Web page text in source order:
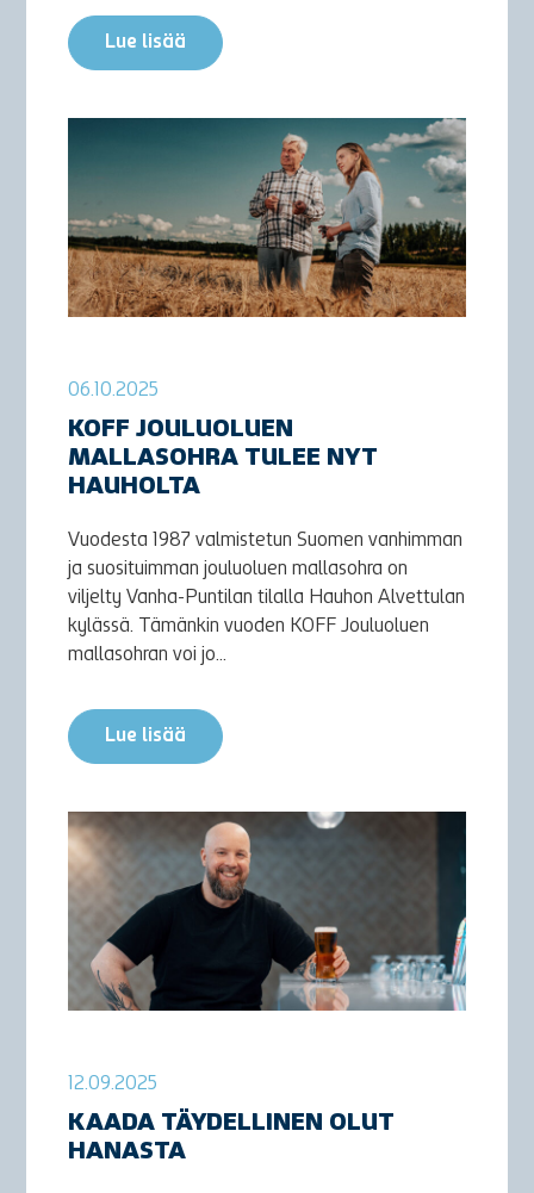
Lue lisää
06.10.2025
KOFF JOULUOLUEN
MALLASOHRA TULEE NYT
HAUHOLTA
Vuodesta 1987 valmistetun Suomen vanhimman
ja suosituimman jouluoluen mallasohra on
viljelty Vanha-Puntilan tilalla Hauhon Alvettulan
kylässä. Tämänkin vuoden KOFF Jouluoluen
mallasohran voi jo...
Lue lisää
12.09.2025
KAADA TÄYDELLINEN OLUT
HANASTA